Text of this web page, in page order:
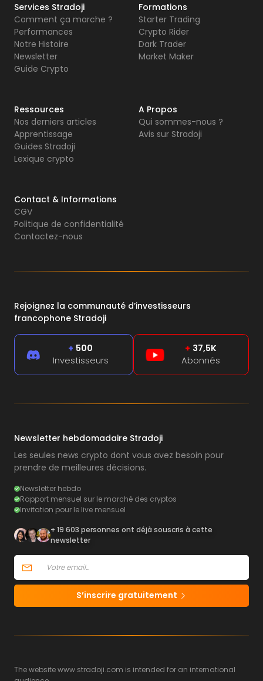
Services Stradoji
Comment ça marche ?
Performances
Notre Histoire
Newsletter
Guide Crypto
Formations
Starter Trading
Crypto Rider
Dark Trader
Market Maker
Ressources
Nos derniers articles
Apprentissage
Guides Stradoji
Lexique crypto
A Propos
Qui sommes-nous ?
Avis sur Stradoji
Contact & Informations
CGV
Politique de confidentialité
Contactez-nous
Rejoignez la communauté d’investisseurs
francophone Stradoji
+ 500
Investisseurs
+ 37,5K
Abonnés
Newsletter hebdomadaire Stradoji
Les seules news crypto dont vous avez besoin pour
prendre de meilleures décisions.
Newsletter hebdo
Rapport mensuel sur le marché des cryptos
Invitation pour le live mensuel
+ 19 603 personnes ont déjà souscris à cette
newsletter
S’inscrire gratuitement
The website www.stradoji.com is intended for an international